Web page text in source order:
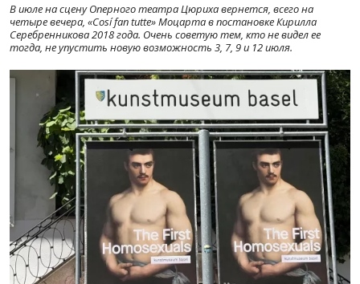
В июле на сцену Оперного театра Цюриха вернется, всего на
четыре вечера, «Cosí fan tutte» Моцарта в постановке Кирилла
Серебренникова 2018 года. Очень советую тем, кто не видел ее
тогда, не упустить новую возможность 3, 7, 9 и 12 июля.